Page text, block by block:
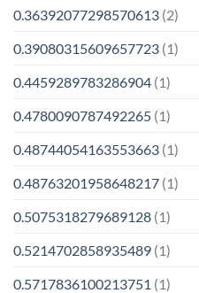
0.36392077298570613 (2)
0.39080315609657723 (1)
0.4459289783286904 (1)
0.4780090787492265 (1)
0.48744054163553663 (1)
0.48763201958648217 (1)
0.5075318279689128 (1)
0.5214702858935489 (1)
0.5717836100213751 (1)